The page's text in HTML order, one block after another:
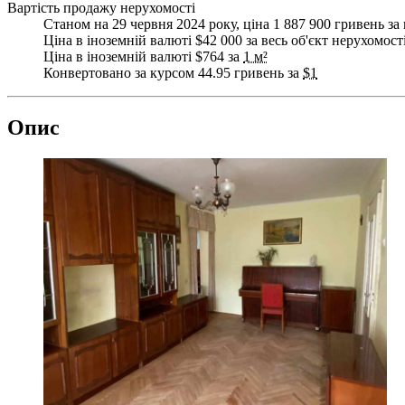
Вартість продажу нерухомості
Станом на 29 червня 2024 року, ціна 1 887 900 гривень за
Ціна в іноземній валюті $42 000 за весь об'єкт нерухомості
Ціна в іноземній валюті $764 за 1 м²
Конвертовано за курсом 44.95 гривень за $1
Опис